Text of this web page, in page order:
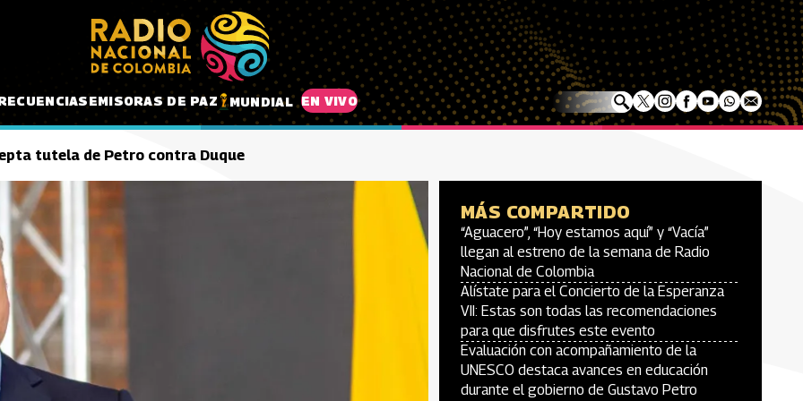
EMISORAS DE PAZ MUNDIAL EN VIVO
tutela de Petro contra Duque
MÁS COMPARTIDO
“Aguacero”, “Hoy estamos aquí” y “Vacía”
llegan al estreno de la semana de Radio
Nacional de Colombia
Alístate para el Concierto de la Esperanza
VII: Estas son todas las recomendaciones
para que disfrutes este evento
Evaluación con acompañamiento de la
UNESCO destaca avances en educación
durante el gobierno de Gustavo Petro